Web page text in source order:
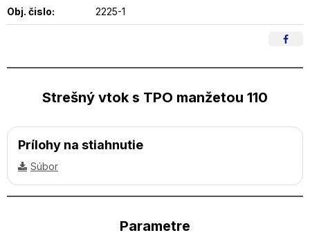
Obj. čislo: 2225-1
Strešný vtok s TPO manžetou 110
Prílohy na stiahnutie
Súbor
Parametre